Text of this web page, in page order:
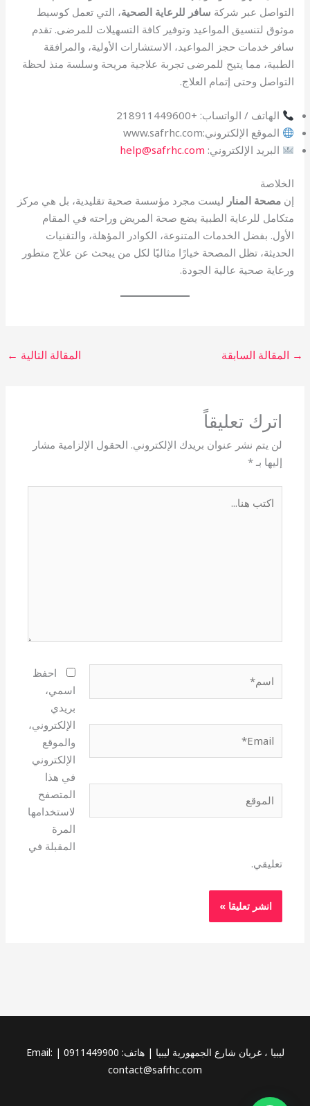
التواصل عبر شركة سافر للرعاية الصحية، التي تعمل كوسيط
موثوق لتنسيق المواعيد وتوفير كافة التسهيلات للمرضى. تقدم
سافر خدمات حجز المواعيد، الاستشارات الأولية، والمرافقة
الطبية، مما يتيح للمرضى تجربة علاجية مريحة وسلسة منذ لحظة
التواصل وحتى إتمام العلاج.
الهاتف / الواتساب: +218911449600
الموقع الإلكتروني:www.safrhc.com
البريد الإلكتروني: help@safrhc.com
الخلاصة
إنمصحة المنار ليست مجرد مؤسسة صحية تقليدية، بل هي مركز
متكامل للرعاية الطبية يضع صحة المريض وراحته في المقام
الأول. بفضل الخدمات المتنوعة، الكوادر المؤهلة، والتقنيات
الحديثة، تظل المصحة خيارًا مثاليًا لكل من يبحث عن علاج متطور
ورعاية صحية عالية الجودة.
→ المقالة السابقة المقالة التالية ←
اترك تعليقاً
لن يتم نشر عنوان بريدك الإلكتروني. الحقول الإلزامية مشار
إليها بـ*
هنا...
احفظ
اسمي،
بريدي
الإلكتروني،
والموقع
الإلكتروني
في هذا
المتصفح
لاستخدامها
المرة
المقبلة في
تعليقي.
ليبيا ، غريان شارع الجمهورية ليبيا | هاتف: 0911449900 | Email:
contact@safrhc.com